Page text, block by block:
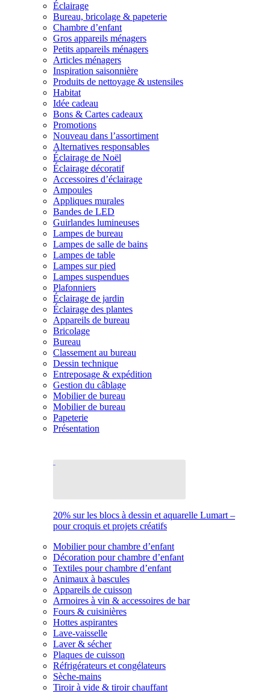
Éclairage
Bureau, bricolage & papeterie
Chambre d’enfant
Gros appareils ménagers
Petits appareils ménagers
Articles ménagers
Inspiration saisonnière
Produits de nettoyage & ustensiles
Habitat
Idée cadeau
Bons & Cartes cadeaux
Promotions
Nouveau dans l’assortiment
Alternatives responsables
Éclairage de Noël
Éclairage décoratif
Accessoires d’éclairage
Ampoules
Appliques murales
Bandes de LED
Guirlandes lumineuses
Lampes de bureau
Lampes de salle de bains
Lampes de table
Lampes sur pied
Lampes suspendues
Plafonniers
Éclairage de jardin
Éclairage des plantes
Appareils de bureau
Bricolage
Bureau
Classement au bureau
Dessin technique
Entreposage & expédition
Gestion du câblage
Mobilier de bureau
Mobilier de bureau
Papeterie
Présentation
20% sur les blocs à dessin et aquarelle Lumart –
pour croquis et projets créatifs
Mobilier pour chambre d’enfant
Décoration pour chambre d’enfant
Textiles pour chambre d’enfant
Animaux à bascules
Appareils de cuisson
Armoires à vin & accessoires de bar
Fours & cuisinières
Hottes aspirantes
Lave-vaisselle
Laver & sécher
Plaques de cuisson
Réfrigérateurs et congélateurs
Sèche-mains
Tiroir à vide & tiroir chauffant